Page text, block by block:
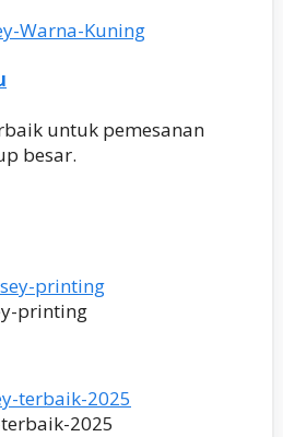
untuk pemesanan
besar.
printing
2025